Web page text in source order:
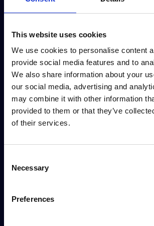
This website uses cookies
We use cookies to personalise content
provide social media features and to
We also share information about your
our social media, advertising and
may combine it with other information
provided to them or that they’ve
of their services.
Selection
Necessary
Preferences
Prospektsida
Varje fastighet får en prospektsida med
pris- och lägenhetsinformation,